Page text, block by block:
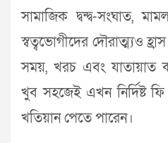
সামাজিক দ্বন্দ্ব-সংঘাত,
স্বত্বভোগীদের দৌরাত্ম্যও
সময়, খরচ এবং যাতায়াত
খুব সহজেই এখন নির্দিষ্ট
খতিয়ান পেতে পারেন।